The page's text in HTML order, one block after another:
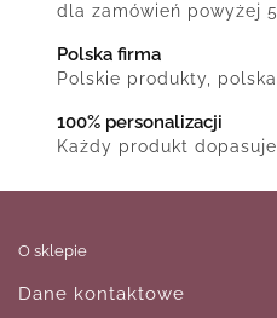
dla zamówień powyżej
Polska firma
Polskie produkty,
100% personalizacji
Każdy produkt
O sklepie
Dane kontaktowe